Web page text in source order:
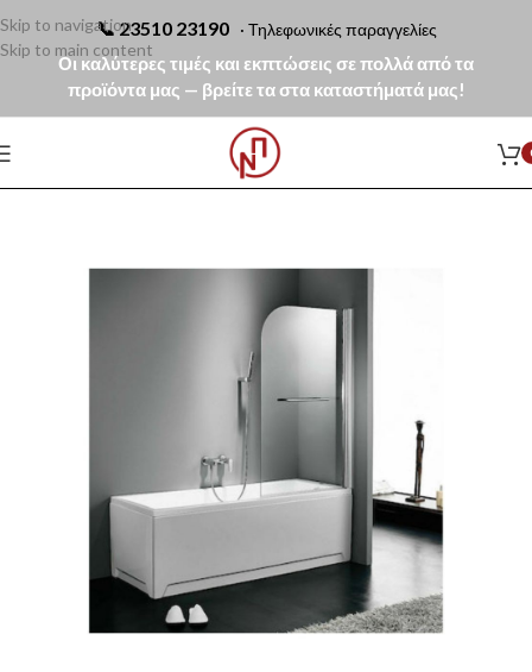
📞23510 23190 · Τηλεφωνικές παραγγελίες
Οι καλύτερες τιμές και εκπτώσεις σε πολλά από τα
προϊόντα μας — βρείτε τα στα καταστήματά μας!
Skip to navigation
Skip to main content